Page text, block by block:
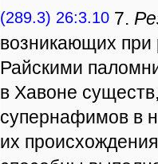
(289.3) 26:3.10 7.
возникающих
Райскими
в Хавоне
супернафимов в
их